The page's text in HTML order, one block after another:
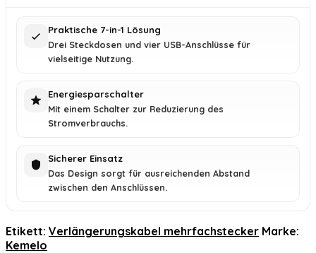
Praktische 7-in-1 Lösung
Drei Steckdosen und vier USB-Anschlüsse für
vielseitige Nutzung.
Energiesparschalter
Mit einem Schalter zur Reduzierung des
Stromverbrauchs.
Sicherer Einsatz
Das Design sorgt für ausreichenden Abstand
zwischen den Anschlüssen.
Etikett: Verlängerungskabel mehrfachstecker Marke:
Kemelo